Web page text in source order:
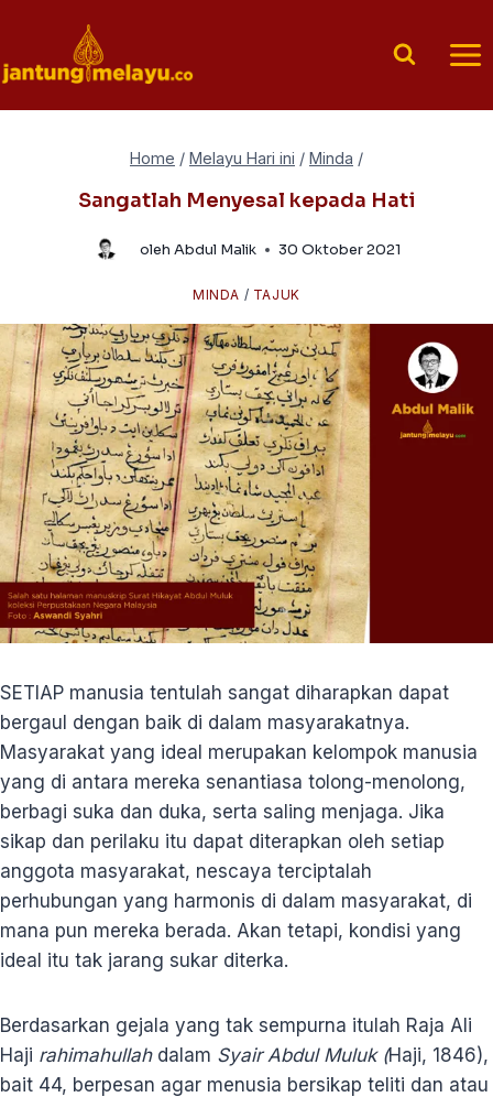
content
Home / Melayu Hari ini / Minda /
Sangatlah Menyesal kepada Hati
oleh Abdul Malik 30 Oktober 2021
MINDA / TAJUK
SETIAP manusia tentulah sangat diharapkan dapat
bergaul dengan baik di dalam masyarakatnya.
Masyarakat yang ideal merupakan kelompok manusia
yang di antara mereka senantiasa tolong-menolong,
berbagi suka dan duka, serta saling menjaga. Jika
sikap dan perilaku itu dapat diterapkan oleh setiap
anggota masyarakat, nescaya terciptalah
perhubungan yang harmonis di dalam masyarakat, di
mana pun mereka berada. Akan tetapi, kondisi yang
ideal itu tak jarang sukar diterka.
Berdasarkan gejala yang tak sempurna itulah Raja Ali
Haji rahimahullahdalam Syair Abdul Muluk (Haji, 1846),
bait 44, berpesan agar menusia bersikap teliti dan atau